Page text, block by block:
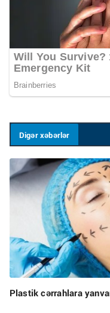
Digər xəbərlər
Plastik cərrahlara